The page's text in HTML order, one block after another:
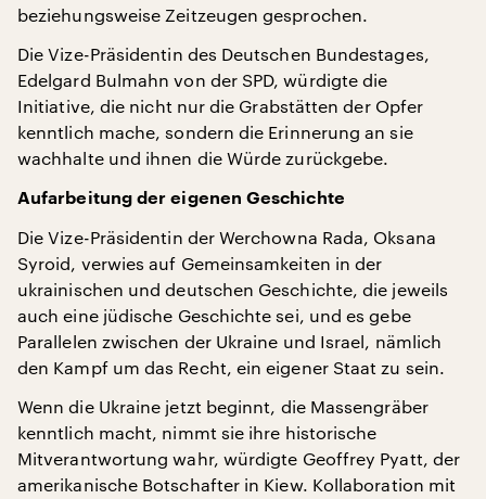
beziehungsweise Zeitzeugen gesprochen.
Die Vize-Präsidentin des Deutschen Bundestages,
Edelgard Bulmahn von der SPD, würdigte die
Initiative, die nicht nur die Grabstätten der Opfer
kenntlich mache, sondern die Erinnerung an sie
wachhalte und ihnen die Würde zurückgebe.
Aufarbeitung der eigenen Geschichte
Die Vize-Präsidentin der Werchowna Rada, Oksana
Syroid, verwies auf Gemeinsamkeiten in der
ukrainischen und deutschen Geschichte, die jeweils
auch eine jüdische Geschichte sei, und es gebe
Parallelen zwischen der Ukraine und Israel, nämlich
den Kampf um das Recht, ein eigener Staat zu sein.
Wenn die Ukraine jetzt beginnt, die Massengräber
kenntlich macht, nimmt sie ihre historische
Mitverantwortung wahr, würdigte Geoffrey Pyatt, der
amerikanische Botschafter in Kiew. Kollaboration mit